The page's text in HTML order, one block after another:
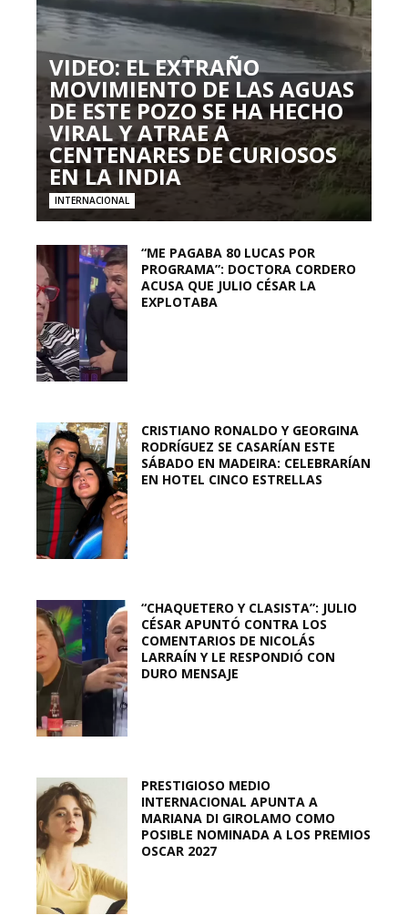
VIDEO: EL EXTRAÑO
MOVIMIENTO DE LAS AGUAS
DE ESTE POZO SE HA HECHO
VIRAL Y ATRAE A
CENTENARES DE CURIOSOS
EN LA INDIA
INTERNACIONAL
“ME PAGABA 80 LUCAS POR
PROGRAMA”: DOCTORA CORDERO
ACUSA QUE JULIO CÉSAR LA
EXPLOTABA
CRISTIANO RONALDO Y GEORGINA
RODRÍGUEZ SE CASARÍAN ESTE
SÁBADO EN MADEIRA: CELEBRARÍAN
EN HOTEL CINCO ESTRELLAS
“CHAQUETERO Y CLASISTA”: JULIO
CÉSAR APUNTÓ CONTRA LOS
COMENTARIOS DE NICOLÁS
LARRAÍN Y LE RESPONDIÓ CON
DURO MENSAJE
PRESTIGIOSO MEDIO
INTERNACIONAL APUNTA A
MARIANA DI GIROLAMO COMO
POSIBLE NOMINADA A LOS PREMIOS
OSCAR 2027